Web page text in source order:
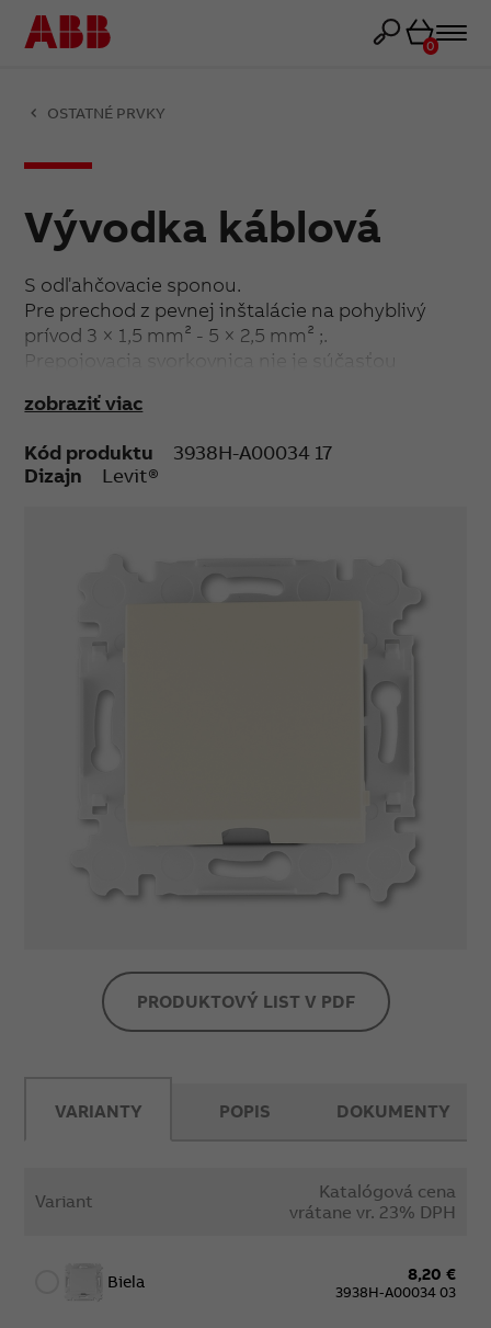
Košík
0
OSTATNÉ PRVKY
Vývodka káblová
S odľahčovacie sponou.
Pre prechod z pevnej inštalácie na pohyblivý
prívod 3 × 1,5 mm² - 5 × 2,5 mm² ;.
Prepojovacia svorkovnica nie je súčasťou
Upevnenie skrutkami.
zobraziť viac
Kód produktu
3938H-A00034 17
Dizajn
Levit®
PRODUKTOVÝ LIST V PDF
VARIANTY
Variant
Katalógová cena
vrátane vr. 23% DPH
Biela 8,20 €
3938H-A00034 03
POPIS DOKUMENTY